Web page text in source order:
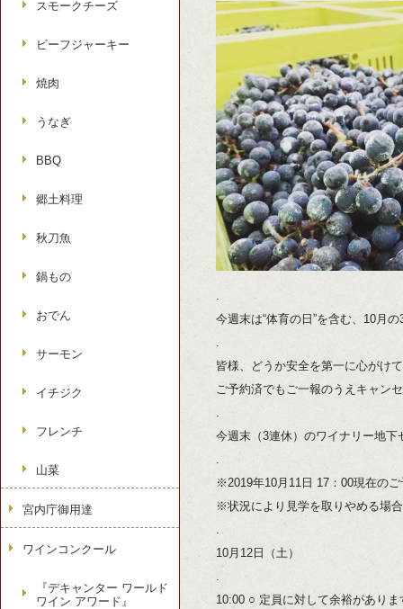
.
今週末は“体育の日”を含む、10月
.
皆様、どうか安全を第一に心がけ
ご予約済でもご一報のうえキャン
.
今週末（3連休）のワイナリー地
.
※2019年10月11日 17：00現在の
※状況により見学を取りやめる場
.
10月12日（土）
.
10:00 ○ 定員に対して余裕がありま
スモークチーズ
ビーフジャーキー
焼肉
うなぎ
BBQ
郷土料理
秋刀魚
鍋もの
おでん
サーモン
イチジク
フレンチ
山菜
宮内庁御用達
ワインコンクール
『デキャンター ワールド
ワイン アワード』